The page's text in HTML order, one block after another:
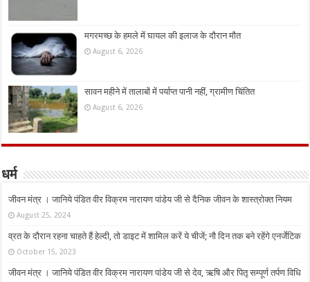
मगरमच्छ के हमले में घायल की इलाज के दौरान मौत
August 6, 2026
सावन महीने में तालाबों में पर्याप्त पानी नहीं, ग्रामीण चिंतित
August 6, 2026
धर्म
जीवन मंत्र । जानिये पंडित वीर विक्रम नारायण पांडेय जी से दैनिक जीवन के शास्त्रोक्त नियम
August 25, 2024
व्रत के दौरान रहना चाहते हैं हेल्दी, तो डाइट में शामिल करें ये चीजें; नौ दिन तक बने रहेंगे एनर्जेटिक
October 15, 2023
जीवन मंत्र । जानिये पंडित वीर विक्रम नारायण पांडेय जी से देव, ऋषि और पितृ सम्पूर्ण तर्पण विधि